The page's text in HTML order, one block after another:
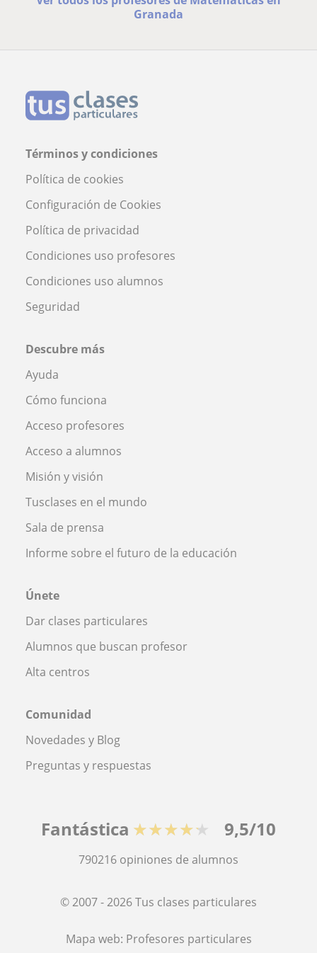
Granada
Términos y condiciones
Política de cookies
Configuración de Cookies
Política de privacidad
Condiciones uso profesores
Condiciones uso alumnos
Seguridad
Descubre más
Ayuda
Cómo funciona
Acceso profesores
Acceso a alumnos
Misión y visión
Tusclases en el mundo
Sala de prensa
Informe sobre el futuro de la educación
Únete
Dar clases particulares
Alumnos que buscan profesor
Alta centros
Comunidad
Novedades y Blog
Preguntas y respuestas
Fantástica ★★★★★ 9,5/10
790216 opiniones de alumnos
© 2007 - 2026 Tus clases particulares
Mapa web: Profesores particulares